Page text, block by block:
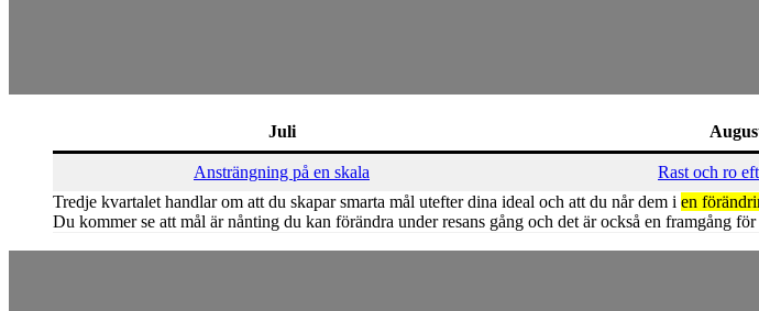
Juli
Ansträngning på en skala Rast och ro
Tredje kvartalet handlar om att du skapar smarta mål utefter dina ideal och att du når dem i en
Du kommer se att mål är nånting du kan förändra under resans gång och det är också en framgång